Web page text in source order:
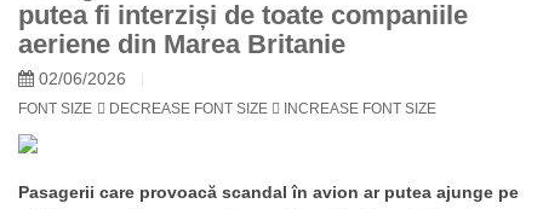
putea fi interziși de toate companiile
aeriene din Marea Britanie
02/06/2026
FONT SIZE DECREASE FONT SIZE INCREASE FONT SIZE
Pasagerii care provoacă scandal în avion ar putea ajunge pe